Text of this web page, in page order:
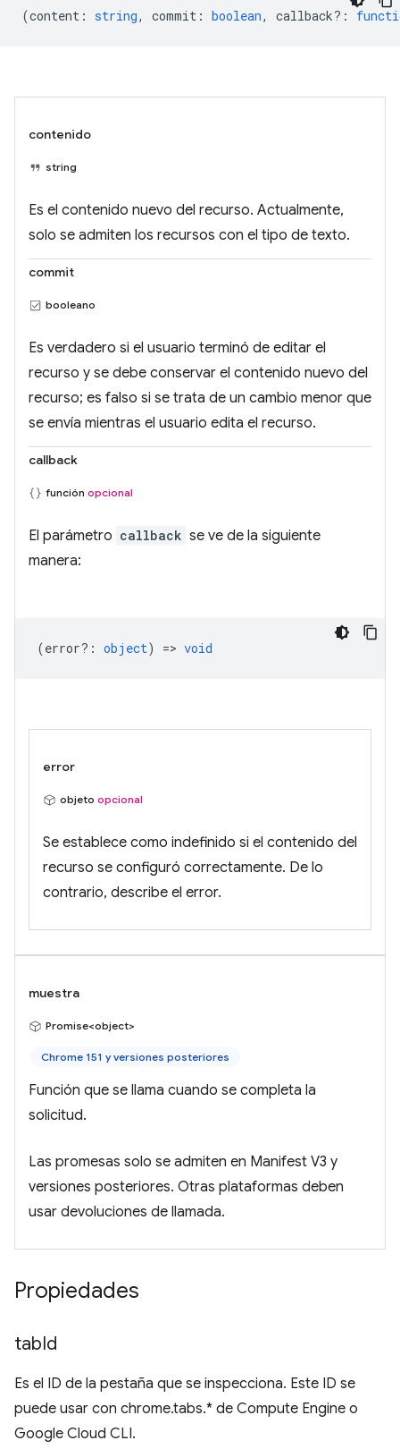
(content : string, commit : boolean, callback? :
contenido
string
Es el contenido nuevo del recurso. Actualmente,
solo se admiten los recursos con el tipo de texto.
commit
booleano
Es verdadero si el usuario terminó de editar el
recurso y se debe conservar el contenido nuevo del
recurso; es falso si se trata de un cambio menor que
se envía mientras el usuario edita el recurso.
callback
función opcional
El parámetro callback se ve de la siguiente
manera:
(error? : object) => void
error
objeto opcional
Se establece como indefinido si el contenido del
recurso se configuró correctamente. De lo
contrario, describe el error.
muestra
Promise<object>
Chrome 151 y versiones posteriores
Función que se llama cuando se completa la
solicitud.
Las promesas solo se admiten en Manifest V3 y
versiones posteriores. Otras plataformas deben
usar devoluciones de llamada.
Propiedades
tabId
Es el ID de la pestaña que se inspecciona. Este ID se
puede usar con chrome.tabs.* de Compute Engine o
Google Cloud CLI.